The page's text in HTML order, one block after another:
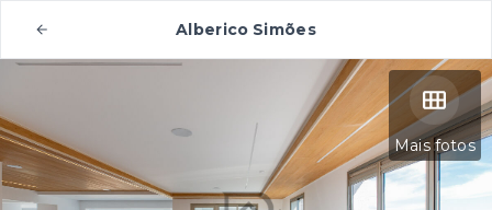
Alberico Simões
Mais fotos